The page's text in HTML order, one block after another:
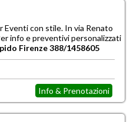
Eventi con stile. In via Renato
info e preventivi personalizzati
Firenze 388/1458605
Info & Prenotazioni